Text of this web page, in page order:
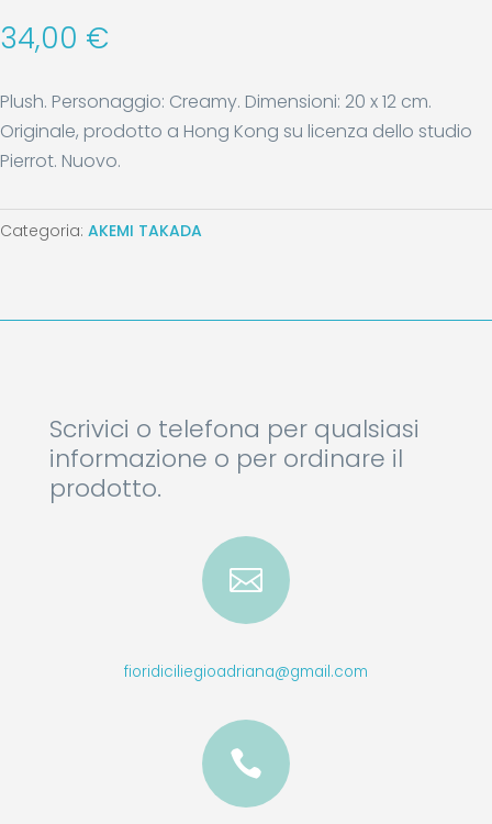
34,00 €
Plush. Personaggio: Creamy. Dimensioni: 20 x 12 cm.
Originale, prodotto a Hong Kong su licenza dello studio
Pierrot. Nuovo.
Categoria: AKEMI TAKADA
Scrivici o telefona per qualsiasi
informazione o per ordinare il
prodotto.

fioridiciliegioadriana@gmail.com
